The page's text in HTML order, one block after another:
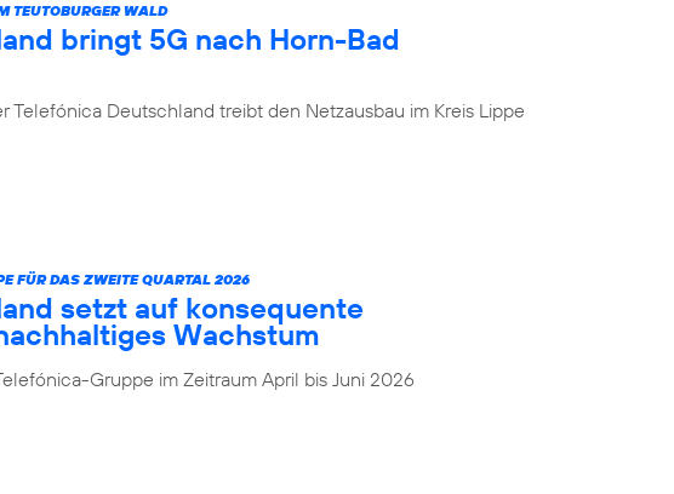
TEUTOBURGER WALD
bringt 5G nach Horn-Bad
Telefónica Deutschland treibt den Netzausbau im Kreis Lippe
FÜR DAS ZWEITE QUARTAL 2026
setzt auf konsequente
Wachstum
Gruppe im Zeitraum April bis Juni 2026